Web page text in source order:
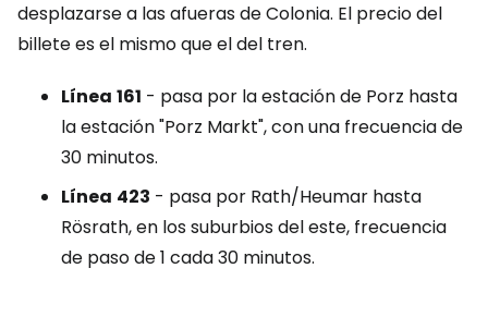
desplazarse a las afueras de Colonia. El precio del
billete es el mismo que el del tren.
Línea 161 - pasa por la estación de Porz hasta
la estación "Porz Markt", con una frecuencia de
30 minutos.
Línea 423 - pasa por Rath/Heumar hasta
Rösrath, en los suburbios del este, frecuencia
de paso de 1 cada 30 minutos.